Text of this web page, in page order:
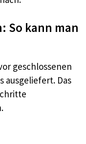
So kann man
geschlossenen
ausgeliefert. Das